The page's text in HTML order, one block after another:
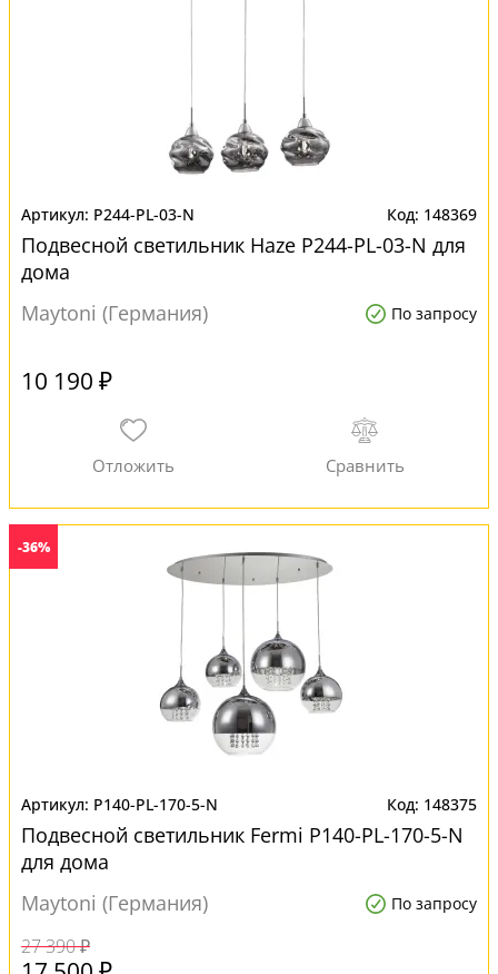
P244-PL-03-N 148369
Подвесной светильник Haze P244-PL-03-N для
дома
Maytoni (Германия)
По запросу
10 190 ₽
-36%
P140-PL-170-5-N 148375
Подвесной светильник Fermi P140-PL-170-5-N
для дома
Maytoni (Германия)
По запросу
27 390 ₽